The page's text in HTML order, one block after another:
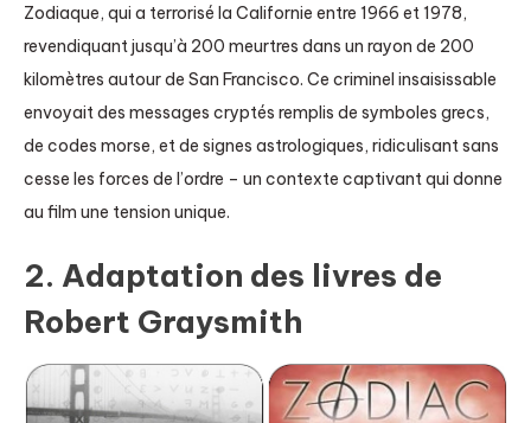
Zodiaque, qui a terrorisé la Californie entre 1966 et 1978,
revendiquant jusqu’à 200 meurtres dans un rayon de 200
kilomètres autour de San Francisco. Ce criminel insaisissable
envoyait des messages cryptés remplis de symboles grecs,
de codes morse, et de signes astrologiques, ridiculisant sans
cesse les forces de l’ordre – un contexte captivant qui donne
au film une tension unique.
2. Adaptation des livres de
Robert Graysmith